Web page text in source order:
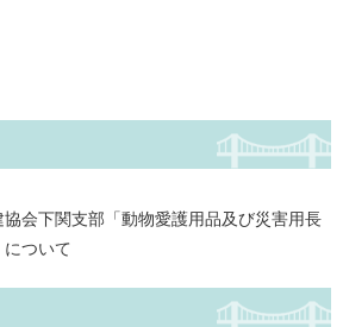
会下関支部「動物愛護用品及び災害用長
ついて